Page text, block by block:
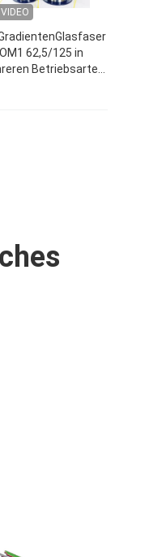
VIDEO
OM1 62,5/125 in
Betriebsarten